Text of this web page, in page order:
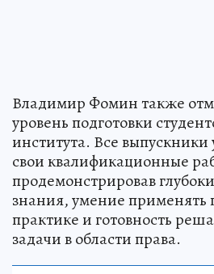
Владимир Фомин также
уровень подготовки
института. Все
свои квалификационные
продемонстрировав
знания, умение применять
практике и готовность
задачи в области права.